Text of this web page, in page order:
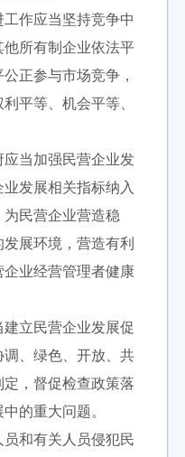
作应当坚持竞争中
所有制企业依法平
正参与市场竞争，
平等、机会平等、
当加强民营企业发
发展相关指标纳入
民营企业营造稳
展环境，营造有利
业经营管理者健康
立民营企业发展促
、绿色、开放、共
，督促检查政策落
的重大问题。
和有关人员侵犯民